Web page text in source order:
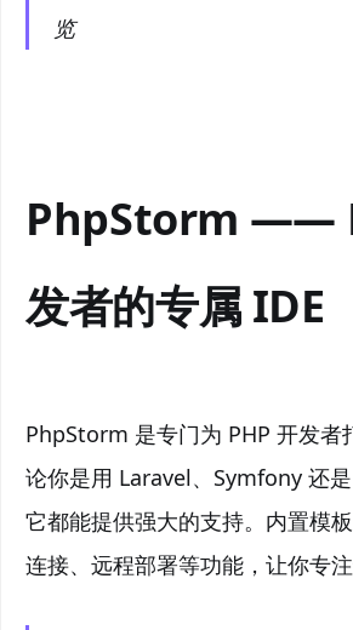
览
PhpStorm ——
发者的专属 IDE
PhpStorm 是专门为 PHP 开发者
论你是用 Laravel、Symfony 还
它都能提供强大的支持。内置模
连接、远程部署等功能，让你专注